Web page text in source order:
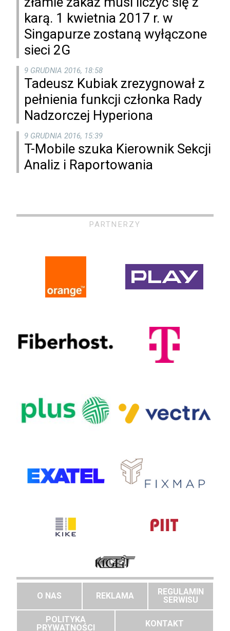
karą. 1 kwietnia 2017 r. w
Singapurze zostaną wyłączone
sieci 2G
9 GRUDNIA 2016, 18:58
Tadeusz Kubiak zrezygnował z
pełnienia funkcji członka Rady
Nadzorczej Hyperiona
9 GRUDNIA 2016, 15:39
T-Mobile szuka Kierownik Sekcji
Analiz i Raportowania
PARTNERZY
O NAS REKLAMA
REGULAMIN
SERWISU
POLITYKA
PRYWATNOŚCI
KONTAKT